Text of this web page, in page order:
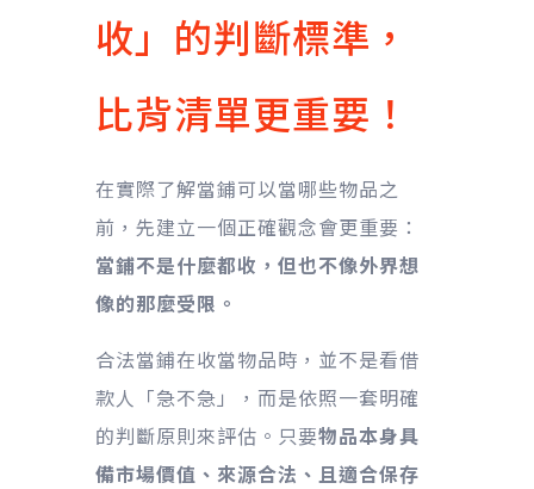
收」的判斷標準，
比背清單更重要！
在實際了解當鋪可以當哪些物品之
前，先建立一個正確觀念會更重要：
當鋪不是什麼都收，但也不像外界想
像的那麼受限。
合法當鋪在收當物品時，並不是看借
款人「急不急」，而是依照一套明確
的判斷原則來評估。只要物品本身具
備市場價值、來源合法、且適合保存